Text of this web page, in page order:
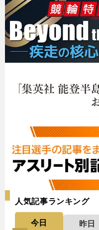
人気記事ランキング
今日 昨日